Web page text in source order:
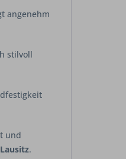
angenehm
stilvoll
und
.